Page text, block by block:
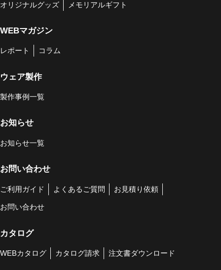
オリジナルグッズ メモリアルギフト
WEBマガジン
レポート コラム
ウェア製作
製作事例一覧
お知らせ
お知らせ一覧
お問い合わせ
ご利用ガイド よくあるご質問 お見積り依頼
お問い合わせ
カタログ
WEBカタログ カタログ請求 注文書ダウンロード